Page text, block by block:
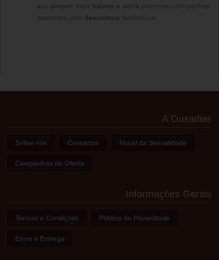
aos preços mais baixos e ainda promover campanhas
semanais com descontos fantásticos.
A Ousadias
Sobre nós Contactos Mural da Sexualidade
Campanhas de Oferta
Informações Gerais
Termos e Condições Política de Privacidade
Envio e Entrega